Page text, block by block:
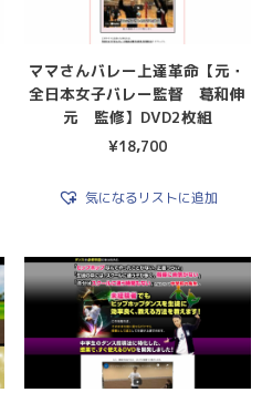
ママさんバレー上達革命【元・
全日本女子バレー監督 葛和伸
元 監修】DVD2枚組
¥18,700
気になるリストに追加